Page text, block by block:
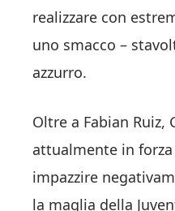
realizzare con
uno smacco –
azzurro.
Oltre a Fabian
attualmente in forza
impazzire
la maglia della